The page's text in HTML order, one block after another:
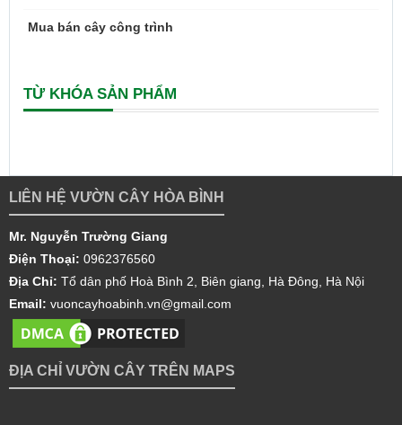
Mua bán cây công trình
TỪ KHÓA SẢN PHẨM
LIÊN HỆ VƯỜN CÂY HÒA BÌNH
Mr. Nguyễn Trường Giang
Điện Thoại: 0962376560
Địa Chỉ: Tổ dân phố Hoà Bình 2, Biên giang, Hà Đông, Hà Nội
Email: vuoncayhoabinh.vn@gmail.com
ĐỊA CHỈ VƯỜN CÂY TRÊN MAPS